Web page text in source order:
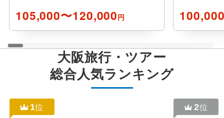
105,000〜120,000円
大阪旅行・ツアー
総合人気ランキング
1位 2位